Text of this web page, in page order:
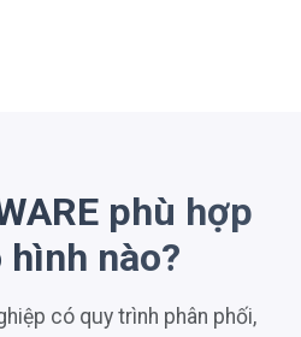
phù hợp
nào?
có quy trình phân phối,